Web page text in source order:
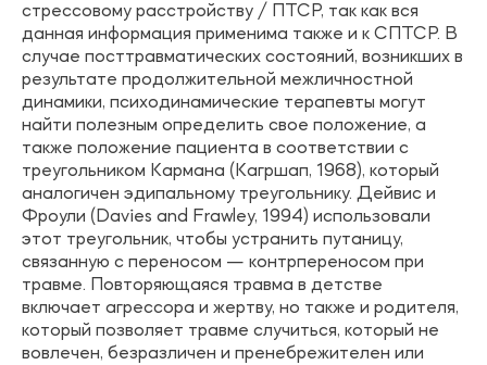
стрессовому расстройству / ПТСР, так как вся
данная информация применима также и к СПТСР. В
случае посттравматических состояний, возникших в
результате продолжительной межличностной
динамики, психодинамические терапевты могут
найти полезным определить свое положение, а
также положение пациента в соответствии с
треугольником Кармана (Кагршап, 1968), который
аналогичен эдипальному треугольнику. Дейвис и
Фроули (Davies and Frawley, 1994) использовали
этот треугольник, чтобы устранить путаницу,
связанную с переносом — контрпереносом при
травме. Повторяющаяся травма в детстве
включает агрессора и жертву, но также и родителя,
который позволяет травме случиться, который не
вовлечен, безразличен и пренебрежителен или